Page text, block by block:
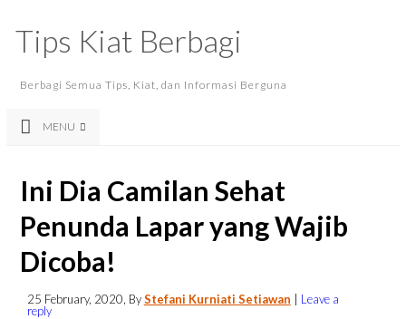
Tips Kiat Berbagi
Berbagi Semua Tips, Kiat, dan Informasi Berguna
MENU
Ini Dia Camilan Sehat
Penunda Lapar yang Wajib
Dicoba!
25 February, 2020 , ByStefani Kurniati Setiawan
Leave a
reply